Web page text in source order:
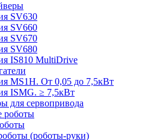
SV630
SV660
SV670
SV680
IS810 MultiDrive
MS1H. От 0,05 до 7,5кВт
ISMG. ≥ 7,5кВт
для сервопривода
(роботы-руки)